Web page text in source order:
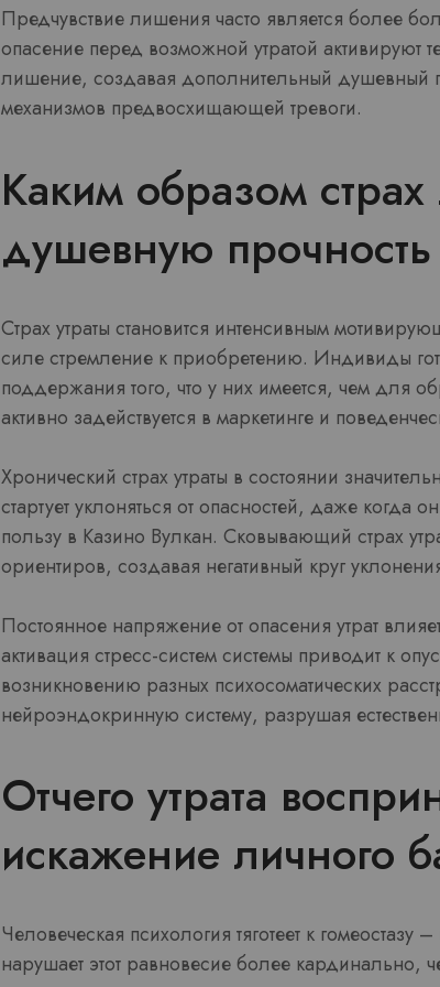
Предчувствие лишения часто является более
опасение перед возможной утратой активируют
лишение, создавая дополнительный душевный
механизмов предвосхищающей тревоги.
Каким образом
душевную прочность
Страх утраты становится интенсивным
силе стремление к приобретению. Индивиды
поддержания того, что у них имеется, чем для
активно задействуется в маркетинге и
Хронический страх утраты в состоянии
стартует уклоняться от опасностей, даже когда
пользу в Казино Вулкан. Сковывающий страх
ориентиров, создавая негативный круг
Постоянное напряжение от опасения утрат
активация стресс-систем системы приводит к
возникновению разных психосоматических
нейроэндокринную систему, разрушая
Отчего утрата
искажение личного
Человеческая психология тяготеет к
нарушает этот равновесие более кардинально,